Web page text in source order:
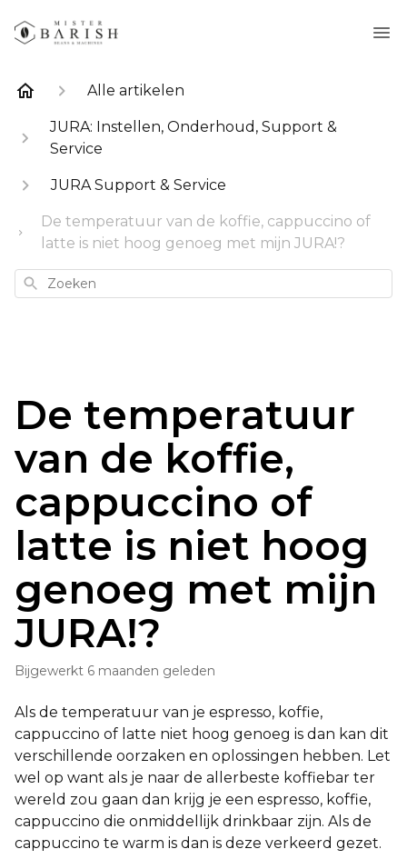
Alle artikelen
JURA: Instellen, Onderhoud, Support &
Service
JURA Support & Service
De temperatuur van de koffie, cappuccino of
latte is niet hoog genoeg met mijn JURA!?
Zoeken
De temperatuur
van de koffie,
cappuccino of
latte is niet hoog
genoeg met mijn
JURA!?
Bijgewerkt 6 maanden geleden
Als de temperatuur van je espresso, koffie,
cappuccino of latte niet hoog genoeg is dan kan dit
verschillende oorzaken en oplossingen hebben. Let
wel op want als je naar de allerbeste koffiebar ter
wereld zou gaan dan krijg je een espresso, koffie,
cappuccino die onmiddellijk drinkbaar zijn. Als de
cappuccino te warm is dan is deze verkeerd gezet.